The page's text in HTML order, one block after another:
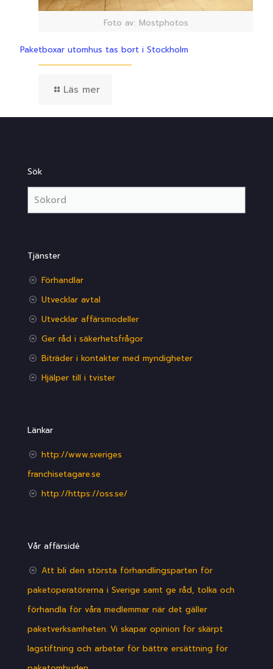
Foto av: Mostphotos
Paketboxar utomhus tas bort i Stockholm
Läs mer
Sök
Tjänster
Förhandlar
Utvecklar avtal
Utvecklar affärsmodeller
Ger råd i säkerhetsfrågor
Biträder i kontakter med myndigheter
Hjälper till i tvister
Länkar
http://www.sveriges
franchisetagare.se
http://https://oss.se/
Vår affärsidé
Att bli den största förhandlingsparten för
paketoperatörerna i Sverige samt ge råd, tolka och
förhandla för våra medlemmar när det gäller
paketverksamheten. Vi skapar opinion för skärpt
lagstiftning och arbetar för bättre ersättning för